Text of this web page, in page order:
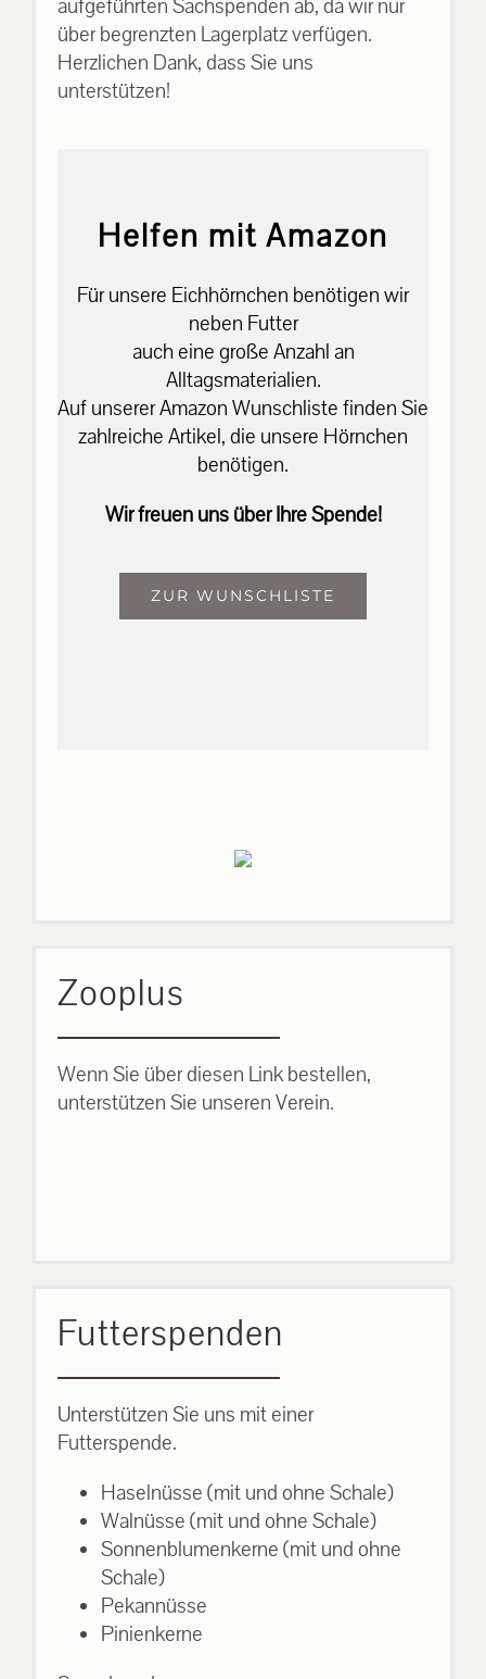
aufgeführten Sachspenden ab, da wir nur
über begrenzten Lagerplatz verfügen.
Herzlichen Dank, dass Sie uns
unterstützen!
Helfen mit Amazon
Für unsere Eichhörnchen benötigen wir
neben Futter
auch eine große Anzahl an
Alltagsmaterialien.
Auf unserer Amazon Wunschliste finden Sie
zahlreiche Artikel, die unsere Hörnchen
benötigen.
Wir freuen uns über Ihre Spende!
ZUR WUNSCHLISTE
Zooplus
Wenn Sie über diesen Link bestellen,
unterstützen Sie unseren Verein.
Futterspenden
Unterstützen Sie uns mit einer
Futterspende.
Haselnüsse (mit und ohne Schale)
Walnüsse (mit und ohne Schale)
Sonnenblumenkerne (mit und ohne
Schale)
Pekannüsse
Pinienkerne